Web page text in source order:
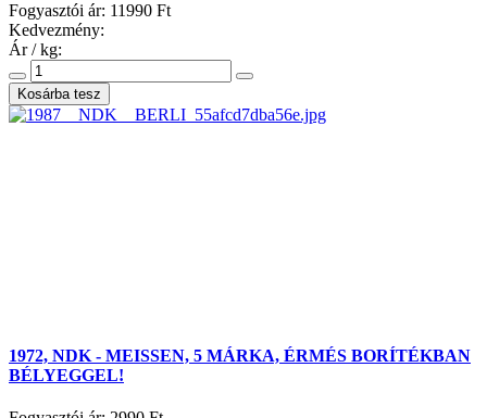
Fogyasztói ár: 11990 Ft
Kedvezmény:
Ár / kg:
1972, NDK - MEISSEN, 5 MÁRKA, ÉRMÉS BORÍTÉKBAN
BÉLYEGGEL!